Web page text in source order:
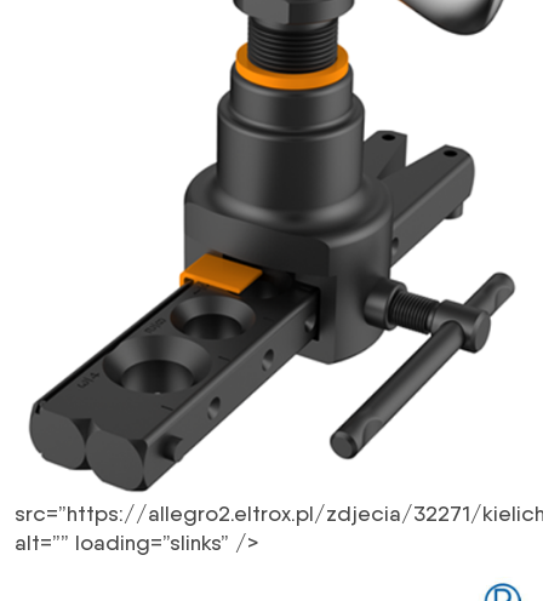
src=”https://allegro2.eltrox.pl/zdjecia/32271/
alt=”” loading=”slinks” />